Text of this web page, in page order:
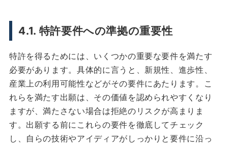
4.1. 特許要件への準拠の重要性
特許を得るためには、いくつかの重要な要件を満たす
必要があります。具体的に言うと、新規性、進歩性、
産業上の利用可能性などがその要件にあたります。こ
れらを満たす出願は、その価値を認められやすくなり
ますが、満たさない場合は拒絶のリスクが高まりま
す。出願する前にこれらの要件を徹底してチェック
し、自らの技術やアイディアがしっかりと要件に沿っ